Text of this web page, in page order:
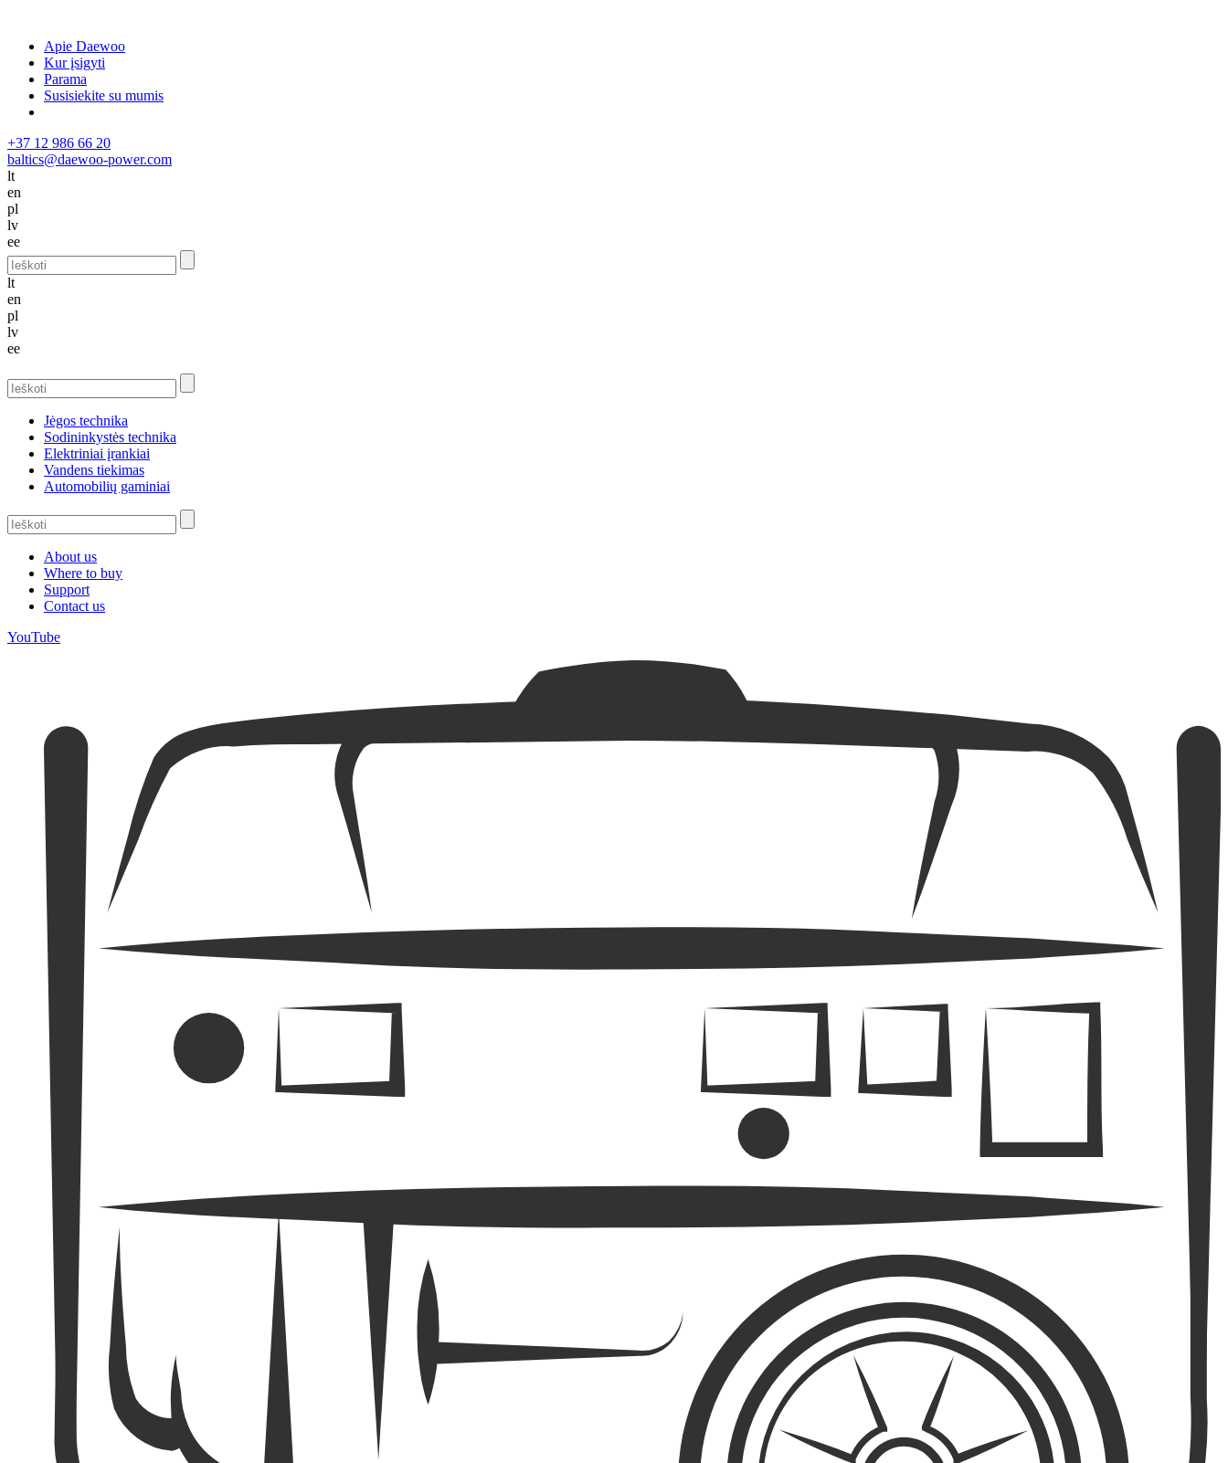
Apie Daewoo
Kur įsigyti
Parama
Susisiekite su mumis
+37 12 986 66 20
baltics@daewoo-power.com
lt
en
pl
lv
ee
lt
en
pl
lv
ee
Jėgos technika
Sodininkystės technika
Elektriniai įrankiai
Vandens tiekimas
Automobilių gaminiai
About us
Where to buy
Support
Contact us
YouTube